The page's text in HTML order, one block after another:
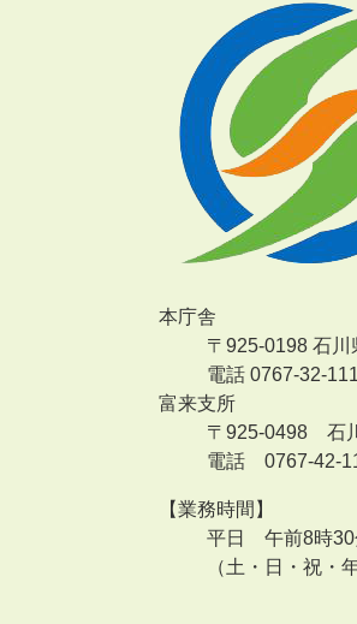
本庁舎
〒925-0198 石
電話 0767-32-
富来支所
〒925-0498 石
電話 0767-42-
【業務時間】
平日 午前8時30
（土・日・祝・